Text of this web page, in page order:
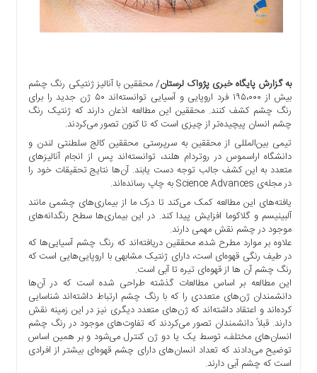
آموزشی
دسترسی
سریع
ارتباط
برگه
نمونه
تعرفه
درباره
اخبار
سایت
ارتباط
به گزارش پایگاه خبری پژواک لرستان/ محققین با آنالیز ژنتیکی رنگ چشم
بیش از ۱۹۵،۰۰۰ فرد اروپایی و آسیایی توانسته‌اند ۵۰ ژن جدید را برای
رنگ چشم کشف کنند. محققین این مطالعه اذعان دارند که ژنتیک رنگ
چشم انسان پیچیده‌تر از چیزی است که تا کنون تصور می‌کردند.
تیمی بین‌المللی از محققین به سرپرستی محققین کالج سلطنتی لندن و
دانشگاه اراسموس در روتردام هلند، توانسته‌اند پس از انجام آنالیزهای
متعدد به این کشف جالب توجه دست یابند. آن‌ها نتایج تحقیقات خود را
در مجله‌ی Science Advances به چاپ رسانده‌اند.
یافته‌های این مطالعه کمک می‌کند تا درک ما از بیماری‌های چشمی مانند
آلبینیسم و گلاکوما افزایش پیدا کند. در این بیماری‌ها سطح رنگدانه‌های
موجود در چشم نقش مهمی دارند.
علاوه بر موارد مطرح شده، محققین دریافته‌اند که رنگ چشم آسیایی‌ها که
در طیف رنگی قهوه‌ای است، دارای ژنتیک مشابهی با اروپایی‌هایی است که
رنگ چشم آن ها از قهوه‌ای تیره تا آبی است.
این مطالعه بر اساس مطالعات گذشته طراحی شده است که در آن‌ها
دانشمندان ژن‌های متعددی را که با رنگ چشم ارتباط داشته‌اند شناسایی
کرده‌اند و اعتقاد داشته‌اند که ژن‌های متعدد دیگری نیز در این زمینه نقش
دارند. قبلاً دانشمندان تصور می‌کردند که تفاوت‌های موجود در رنگ چشم
انسان‌های مختلف، توسط یک یا دو ژن کنترل می‌شود و بر همین اساس
توضیح می‌دادند که تعداد انسان‌های دارای چشم قهوه‌ای بیشتر از افرادی
است که چشم آبی دارند.